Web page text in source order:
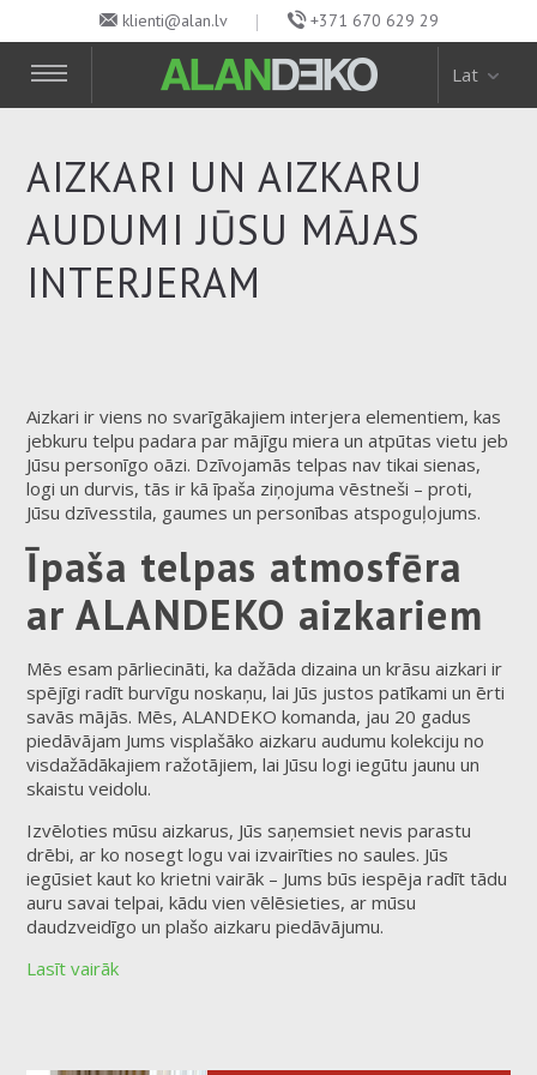
klienti@alan.lv +371 670 629 29
Lat
AIZKARI UN AIZKARU
AUDUMI JŪSU MĀJAS
INTERJERAM
Aizkari ir viens no svarīgākajiem interjera elementiem, kas
jebkuru telpu padara par mājīgu miera un atpūtas vietu jeb
Jūsu personīgo oāzi. Dzīvojamās telpas nav tikai sienas,
logi un durvis, tās ir kā īpaša ziņojuma vēstneši – proti,
Jūsu dzīvesstila, gaumes un personības atspoguļojums.
Īpaša telpas atmosfēra
ar ALANDEKO aizkariem
Mēs esam pārliecināti, ka dažāda dizaina un krāsu aizkari ir
spējīgi radīt burvīgu noskaņu, lai Jūs justos patīkami un ērti
savās mājās. Mēs, ALANDEKO komanda, jau 20 gadus
piedāvājam Jums visplašāko aizkaru audumu kolekciju no
visdažādākajiem ražotājiem, lai Jūsu logi iegūtu jaunu un
skaistu veidolu.
Izvēloties mūsu aizkarus, Jūs saņemsiet nevis parastu
drēbi, ar ko nosegt logu vai izvairīties no saules. Jūs
iegūsiet kaut ko krietni vairāk – Jums būs iespēja radīt tādu
auru savai telpai, kādu vien vēlēsieties, ar mūsu
daudzveidīgo un plašo aizkaru piedāvājumu.
Lasīt vairāk